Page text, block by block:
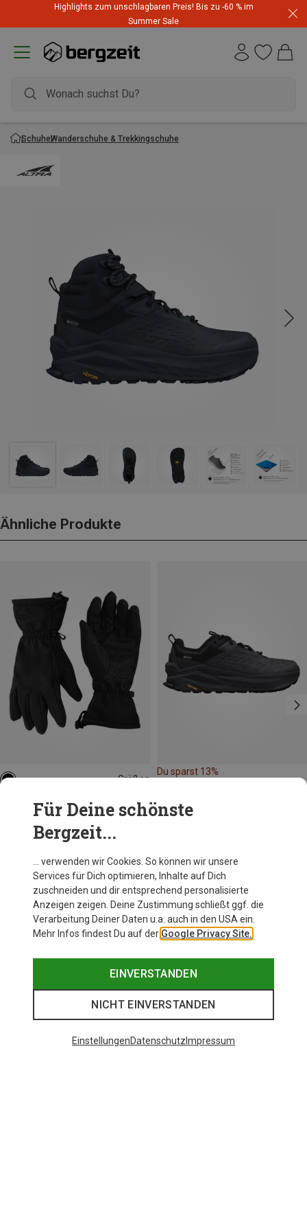
Highlights zum unschlagbaren Preis! Bis zu -60 % im
Summer Sale
SchuheWanderschuhe & Trekkingschuhe
Ähnliche Produkte
Größen
Damen Softshell Handschuhe
Du sparst 13%
Andere Kunden kauften auch
Für Deine schönste
Bergzeit...
… verwenden wir Cookies. So können wir unsere
Services für Dich optimieren, Inhalte auf Dich
zuschneiden und dir entsprechend personalisierte
Anzeigen zeigen. Deine Zustimmung schließt ggf. die
Verarbeitung Deiner Daten u.a. auch in den USA ein.
Mehr Infos findest Du auf der Google Privacy Site.
EINVERSTANDEN
NICHT EINVERSTANDEN
EinstellungenDatenschutz Impressum